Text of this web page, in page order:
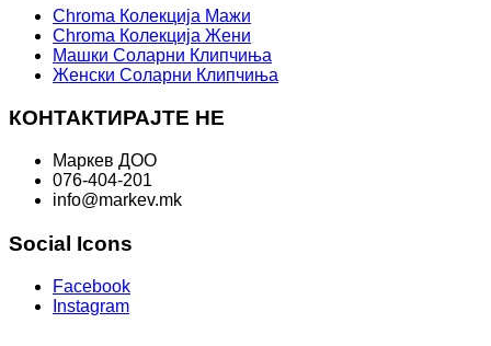
Chroma Колекција Мажи
Chroma Колекција Жени
Машки Соларни Клипчиња
Женски Соларни Клипчиња
КОНТАКТИРАЈТЕ НЕ
Маркев ДОО
076-404-201
info@markev.mk
Social Icons
Facebook
Instagram